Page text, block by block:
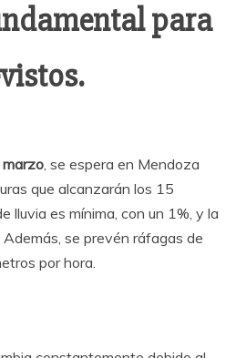
para
, se espera en Mendoza
que alcanzarán los 15
lluvia es mínima, con un 1%, y la
se prevén ráfagas de
por hora.